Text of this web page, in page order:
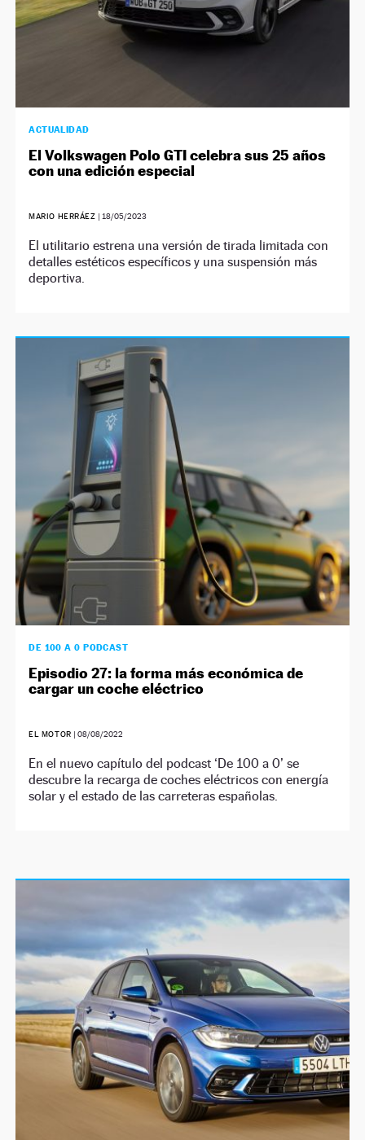
ACTUALIDAD
El Volkswagen Polo GTI celebra sus 25 años
con una edición especial
MARIO HERRÁEZ | 18/05/2023
El utilitario estrena una versión de tirada limitada con
detalles estéticos específicos y una suspensión más
deportiva.
DE 100 A 0 PODCAST
Episodio 27: la forma más económica de
cargar un coche eléctrico
EL MOTOR | 08/08/2022
En el nuevo capítulo del podcast ‘De 100 a 0’ se
descubre la recarga de coches eléctricos con energía
solar y el estado de las carreteras españolas.